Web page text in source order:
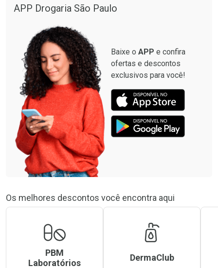
Comprar sem Desconto
Por R$ 664,02/cada
APP Drogaria São Paulo
Baixe o APP e confira
ofertas e descontos
exclusivos para você!
Os melhores descontos você encontra aqui
PBM
Laboratórios
DermaClub